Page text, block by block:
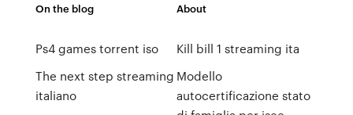
On the blog
Ps4 games torrent iso
The next step streaming
italiano
About
Kill bill 1 streaming ita
Modello
autocertificazione stato